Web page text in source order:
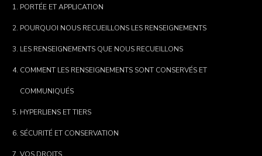
PORTÉE ET APPLICATION
POURQUOI NOUS RECUEILLONS LES RENSEIGNEMENTS
LES RENSEIGNEMENTS QUE NOUS RECUEILLONS
COMMENT LES RENSEIGNEMENTS SONT CONSERVÉS ET
COMMUNIQUÉS
HYPERLIENS ET TIERS
SÉCURITÉ ET CONSERVATION